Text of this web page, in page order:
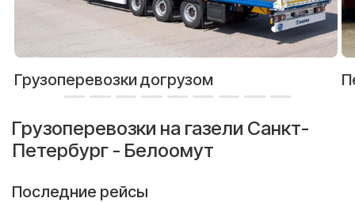
Грузоперевозки догрузом
Грузоперевозки на газели Санкт-
Петербург - Белоомут
Последние рейсы